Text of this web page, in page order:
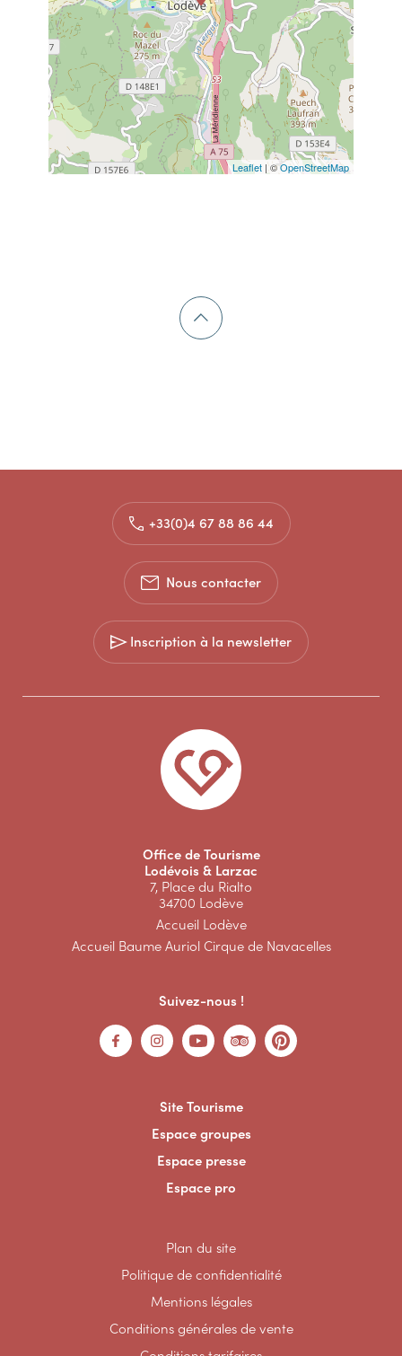
Leaflet | ©OpenStreetMap
+33(0)4 67 88 86 44
Nous contacter
Inscription à la newsletter
Office de Tourisme
Lodévois & Larzac
7, Place du Rialto
34700 Lodève
Accueil Lodève
Accueil Baume Auriol Cirque de Navacelles
Suivez-nous !
Site Tourisme
Espace groupes
Espace presse
Espace pro
Plan du site
Politique de confidentialité
Mentions légales
Conditions générales de vente